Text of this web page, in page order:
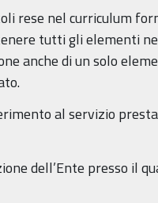
rese nel curriculum
tutti gli elementi
anche di un solo
al servizio
dell’Ente presso il